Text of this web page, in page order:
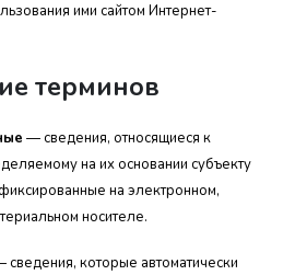
ими сайтом Интернет-
терминов
— сведения, относящиеся к
деляемому на их основании субъекту
на электронном,
носителе.
сведения, которые автоматически